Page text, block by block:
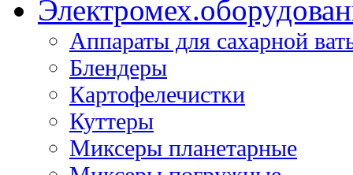
Электромех.
Аппараты для сахарной
Блендеры
Картофелечистки
Куттеры
Миксеры планетарные